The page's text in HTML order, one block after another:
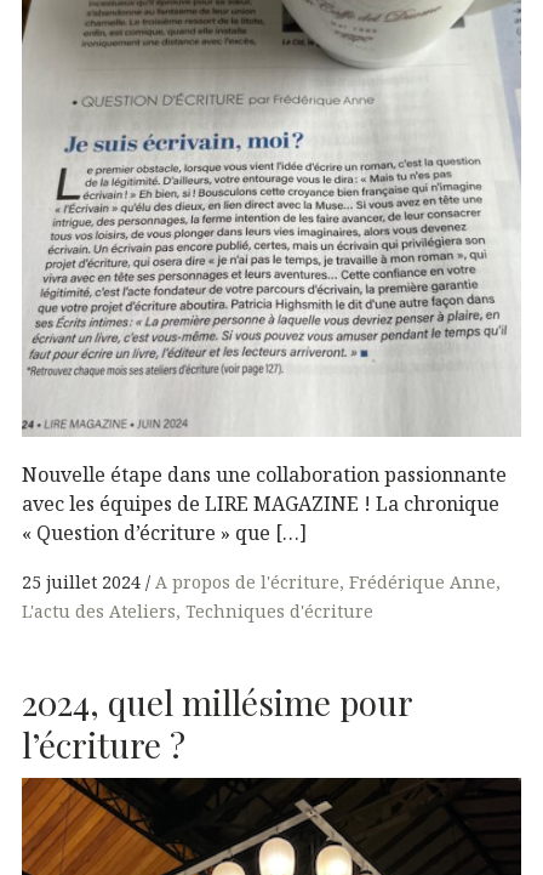
Nouvelle étape dans une collaboration passionnante
avec les équipes de LIRE MAGAZINE ! La chronique
« Question d’écriture » que […]
25 juillet 2024 A propos de l'écriture Frédérique Anne
L'actu des Ateliers Techniques d'écriture
2024, quel millésime pour
l’écriture ?